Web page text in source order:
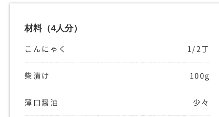
材料（4人分）
こんにゃく 1/2丁
柴漬け 100g
薄口醤油 少々